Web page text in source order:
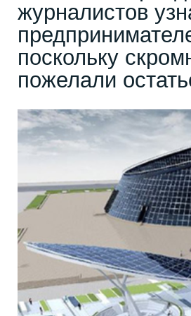
журналистов
поскольку
пожелали